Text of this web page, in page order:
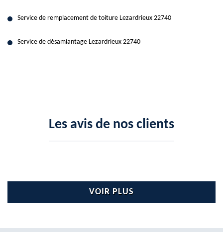
Service de remplacement de toiture Lezardrieux 22740
Service de désamiantage Lezardrieux 22740
Les avis de nos clients
VOIR PLUS